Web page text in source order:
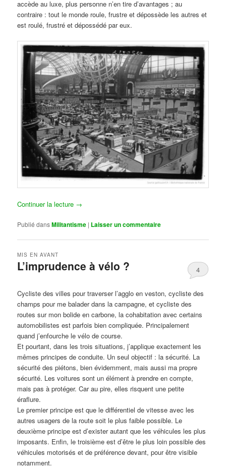
accède au luxe, plus personne n’en tire d’avantages ; au
contraire : tout le monde roule, frustre et dépossède les autres et
est roulé, frustré et dépossédé par eux.
Continuer la lecture →
Publié dansMilitantisme | Laisser un commentaire
L’imprudence à vélo ?
MIS EN AVANT
4
Cycliste des villes pour traverser l’agglo en veston, cycliste des
champs pour me balader dans la campagne, et cycliste des
routes sur mon bolide en carbone, la cohabitation avec certains
automobilistes est parfois bien compliquée. Principalement
quand j’enfourche le vélo de course.
Et pourtant, dans les trois situations, j’applique exactement les
mêmes principes de conduite. Un seul objectif : la sécurité. La
sécurité des piétons, bien évidemment, mais aussi ma propre
sécurité. Les voitures sont un élément à prendre en compte,
mais pas à protéger. Car au pire, elles risquent une petite
éraflure.
Le premier principe est que le différentiel de vitesse avec les
autres usagers de la route soit le plus faible possible. Le
deuxième principe est d’exister autant que les véhicules les plus
imposants. Enfin, le troisième est d’être le plus loin possible des
véhicules motorisés et de préférence devant, pour être visible
notamment.